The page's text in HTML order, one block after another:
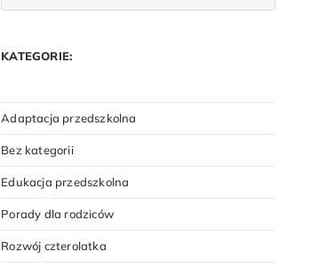
KATEGORIE:
Adaptacja przedszkolna
Bez kategorii
Edukacja przedszkolna
Porady dla rodziców
Rozwój czterolatka